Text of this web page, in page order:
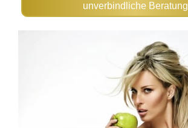
unverbindliche Beratung